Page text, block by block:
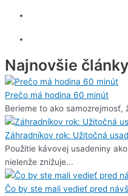
Najnovšie články
Prečo má hodina 60 minút
Berieme to ako samozrejmosť,
Záhradníkov rok: Užitočná
Použitie kávovej usadeniny
nielenže znižuje...
Čo by ste mali vedieť pred